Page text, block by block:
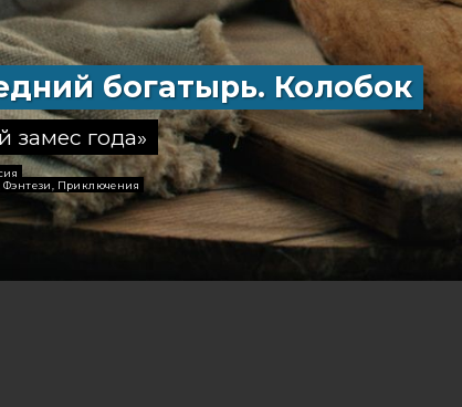
богатырь. Колобок
замес года»
Фэнтези, Приключения